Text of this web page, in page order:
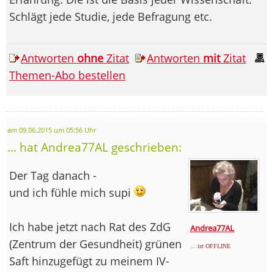
Schlägt jede Studie, jede Befragung etc.
Antworten ohne Zitat Antworten mitZitat
Themen-Abo bestellen
am 09.06.2015 um 05:56 Uhr
... hat Andrea77AL geschrieben:
Andrea77AL
... ist OFFLINE
Der Tag danach -
und ich fühle mich supi
Ich habe jetzt nach Rat des ZdG
(Zentrum der Gesundheit) grünen
Saft hinzugefügt zu meinem IV-